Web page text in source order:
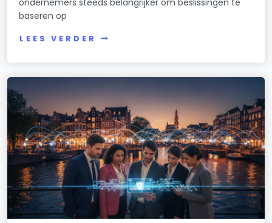
baseren op
LEES VERDER